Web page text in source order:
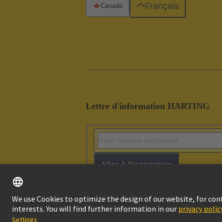
Lettre d'information HARTING
Aller à l'inscription
Canada Français